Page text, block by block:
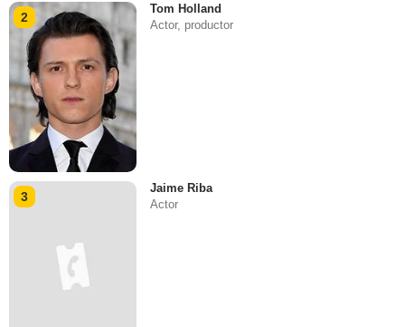
2
Tom Holland
Actor, productor
3
Jaime Riba
Actor